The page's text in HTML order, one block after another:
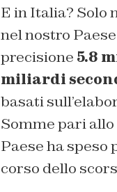
E in Italia? Solo
nel nostro Paese
precisione 5.8
miliardi
basati
Somme pari allo
Paese ha
corso dello